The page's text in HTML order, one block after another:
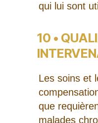
qui lui sont
10 •
Les soins et
que
malades